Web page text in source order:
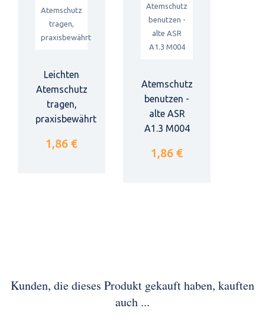
Leichten
Atemschutz
tragen,
praxisbewährt
1,86 €
Atemschutz
benutzen -
alte ASR
A1.3 M004
1,86 €
Kunden, die dieses Produkt gekauft haben, kauften
auch ...